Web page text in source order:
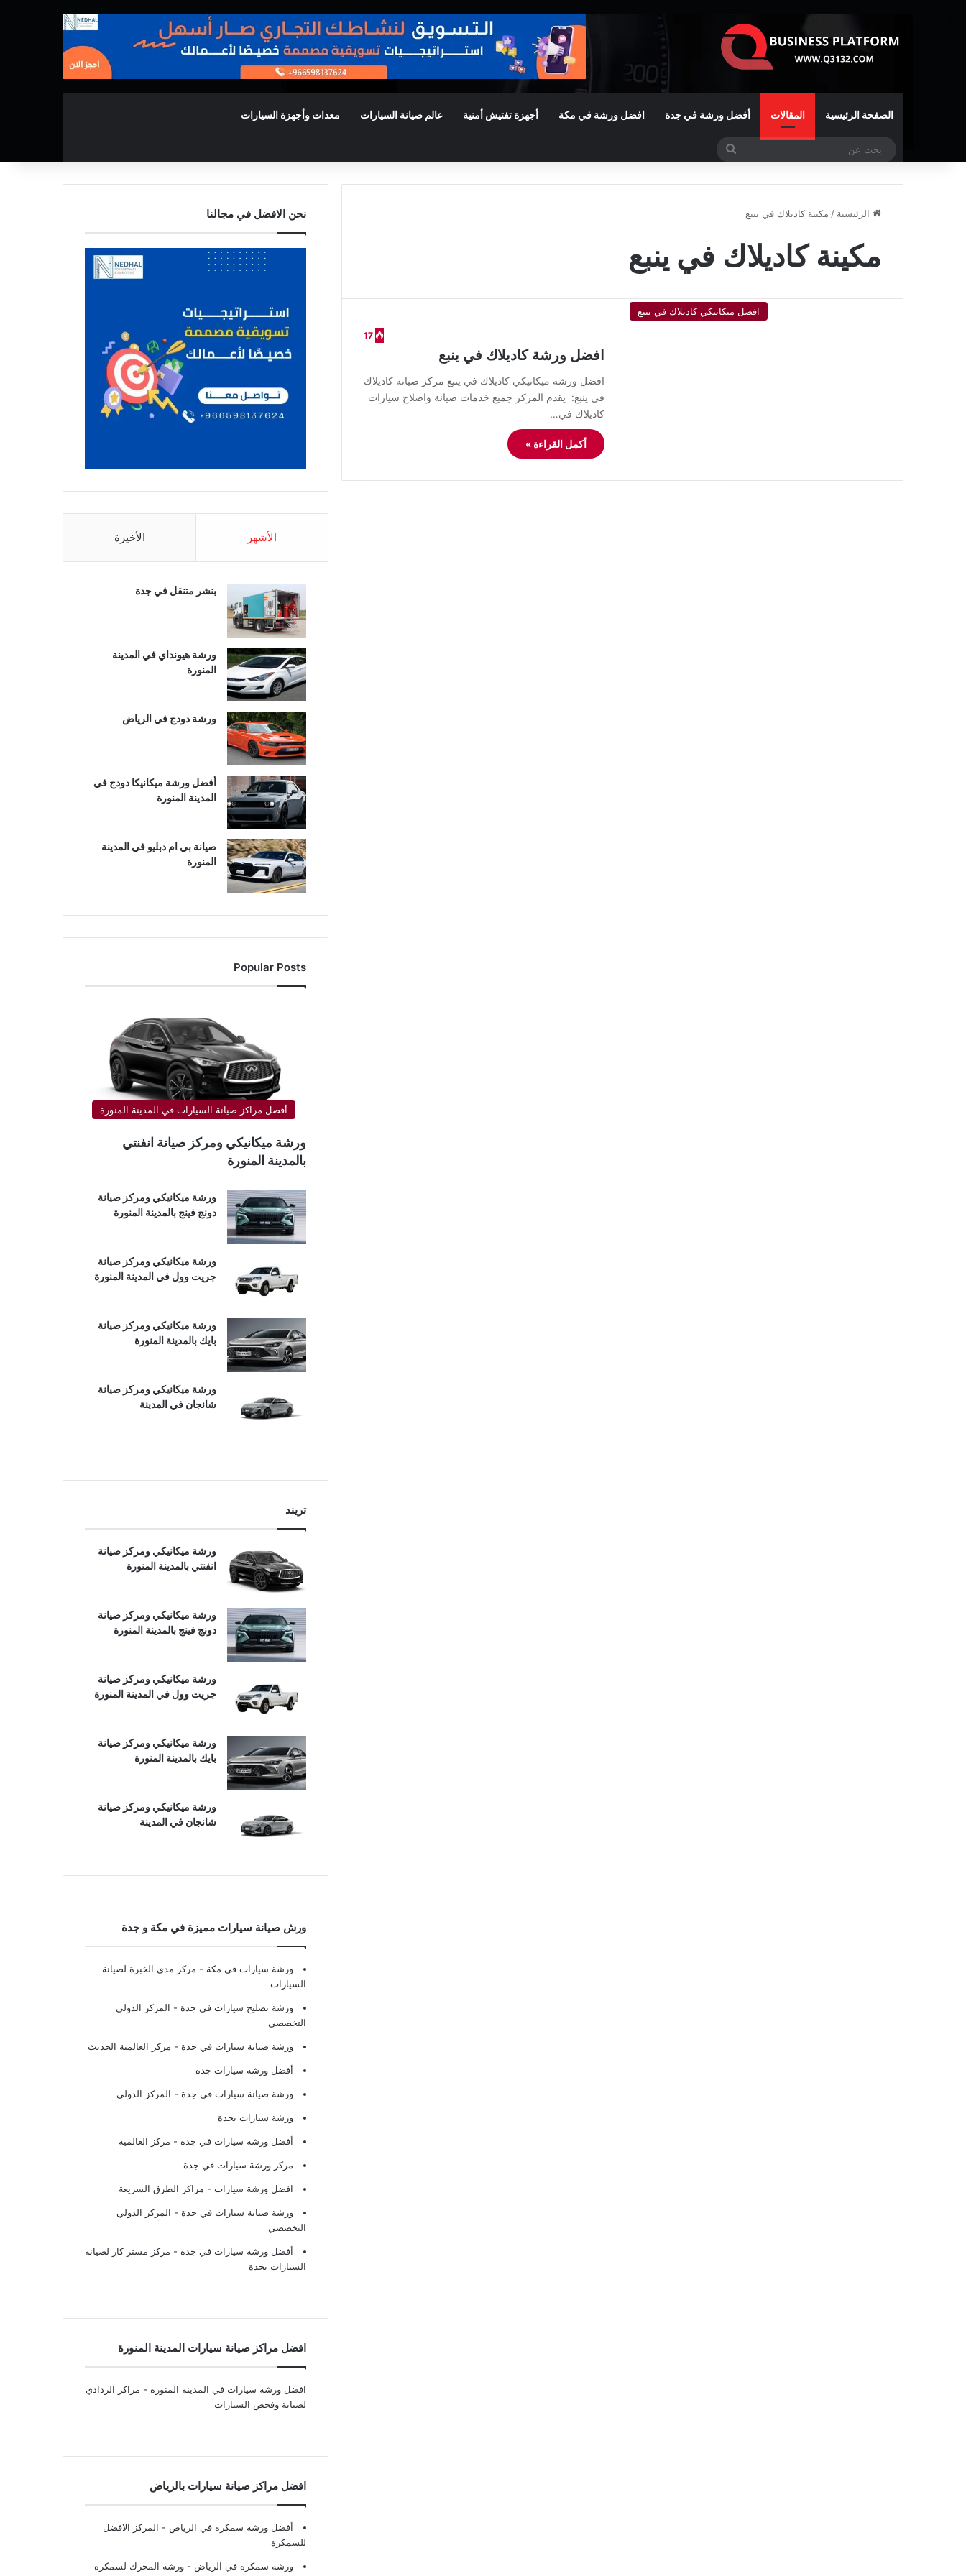
الصفحة الرئيسية المقالات أفضل ورشة في جدة افضل ورشة في مكة أجهزة تفتيش أمنية عالم صيانة السيارات معدات وأجهزة السيارات
الرئيسية / مكينة كاديلاك في ينبع
مكينة كاديلاك في ينبع
افضل ميكانيكي كاديلاك في ينبع
17
افضل ورشة كاديلاك في ينبع
افضل ورشة ميكانيكي كاديلاك في ينبع مركز صيانة كاديلاك
في ينبع: يقدم المركز جميع خدمات صيانة واصلاح سيارات
كاديلاك في…
أكمل القراءة »
نحن الافضل في مجالنا
الأشهر الأخيرة
بنشر متنقل في جدة
ورشة هيونداي في المدينة
المنورة
ورشة دودج في الرياض
أفضل ورشة ميكانيكا دودج في
المدينة المنورة
صيانة بي ام دبليو في المدينة
المنورة
Popular Posts
أفضل مراكز صيانة السيارات في المدينة المنورة
ورشة ميكانيكي ومركز صيانة انفنتي
بالمدينة المنورة
ورشة ميكانيكي ومركز صيانة
دونج فينج بالمدينة المنورة
ورشة ميكانيكي ومركز صيانة
جريت وول في المدينة المنورة
ورشة ميكانيكي ومركز صيانة
بايك بالمدينة المنورة
ورشة ميكانيكي ومركز صيانة
شانجان في المدينة
تريند
ورشة ميكانيكي ومركز صيانة
انفنتي بالمدينة المنورة
ورشة ميكانيكي ومركز صيانة
دونج فينج بالمدينة المنورة
ورشة ميكانيكي ومركز صيانة
جريت وول في المدينة المنورة
ورشة ميكانيكي ومركز صيانة
بايك بالمدينة المنورة
ورشة ميكانيكي ومركز صيانة
شانجان في المدينة
ورش صيانة سيارات مميزة في مكة و جدة
ورشة سيارات في مكة - مركز مدى الخبرة لصيانة
السيارات
ورشة تصليح سيارات في جدة - المركز الدولي
التخصصي
ورشة صيانة سيارات في جدة - مركز العالمية الحديث
أفضل ورشة سيارات جدة
ورشة صيانة سيارات في جدة - المركز الدولي
ورشة سيارات بجدة
أفضل ورشة سيارات في جدة - مركز العالمية
مركز ورشة سيارات في جدة
افضل ورشة سيارات - مراكز الطرق السريعة
ورشة صيانة سيارات في جدة - المركز الدولي
التخصصي
أفضل ورشة سيارات في جدة - مركز مستر كار لصيانة
السيارات بجدة
افضل مراكز صيانة سيارات المدينة المنورة
افضل ورشة سيارات في المدينة المنورة - مراكز الردادي
لصيانة وفحص السيارات
افضل مراكز صيانة سيارات بالرياض
أفضل ورشة سمكرة في الرياض - المركز الافضل
للسمكرة
ورشة سمكرة في الرياض - ورشة المحرك لسمكرة